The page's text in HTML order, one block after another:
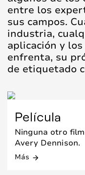
entre los
sus campos.
industria,
aplicación y
enfrenta, su
de etiquetado
Película
Ninguna otro
Avery Dennison.
Más arrow_forward